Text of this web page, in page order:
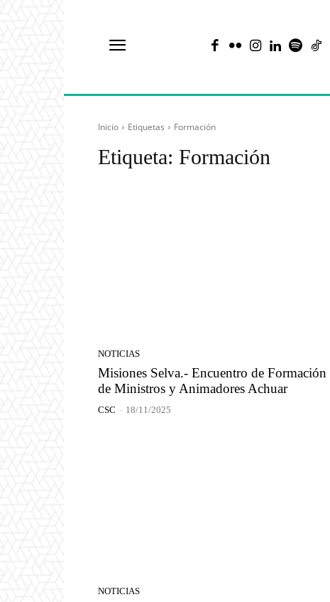
Inicio Etiquetas Formación
Etiqueta: Formación
NOTICIAS
Misiones Selva.- Encuentro de Formación
de Ministros y Animadores Achuar
CSC - 18/11/2025
NOTICIAS